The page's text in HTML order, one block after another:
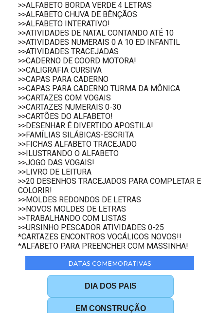
>>ALFABETO BORDA VERDE 4 LETRAS
>>ALFABETO CHUVA DE BÊNÇÃOS
>>ALFABETO INTERATIVO!
>>ATIVIDADES DE NATAL CONTANDO ATÉ 10
>>ATIVIDADES NUMERAIS 0 A 10 ED INFANTIL
>>ATIVIDADES TRACEJADAS
>>CADERNO DE COORD MOTORA!
>>CALIGRAFIA CURSIVA
>>CAPAS PARA CADERNO
>>CAPAS PARA CADERNO TURMA DA MÔNICA
>>CARTAZES COM VOGAIS
>>CARTAZES NUMERAIS 0-30
>>CARTÕES DO ALFABETO!
>>DESENHAR É DIVERTIDO APOSTILA!
>>FAMÍLIAS SILÁBICAS-ESCRITA
>>FICHAS ALFABETO TRACEJADO
>>ILUSTRANDO O ALFABETO
>>JOGO DAS VOGAIS!
>>LIVRO DE LEITURA
>>20 DESENHOS TRACEJADOS PARA COMPLETAR E
COLORIR!
>>MOLDES REDONDOS DE LETRAS
>>NOVOS MOLDES DE LETRAS
>>TRABALHANDO COM LISTAS
>>URSINHO PESCADOR ATIVIDADES 0-25
*CARTAZES ENCONTROS VOCÁLICOS NOVOS!!
*ALFABETO PARA PREENCHER COM MASSINHA!
DATAS COMEMORATIVAS
DIA DOS PAIS
EM CONSTRUÇÃO